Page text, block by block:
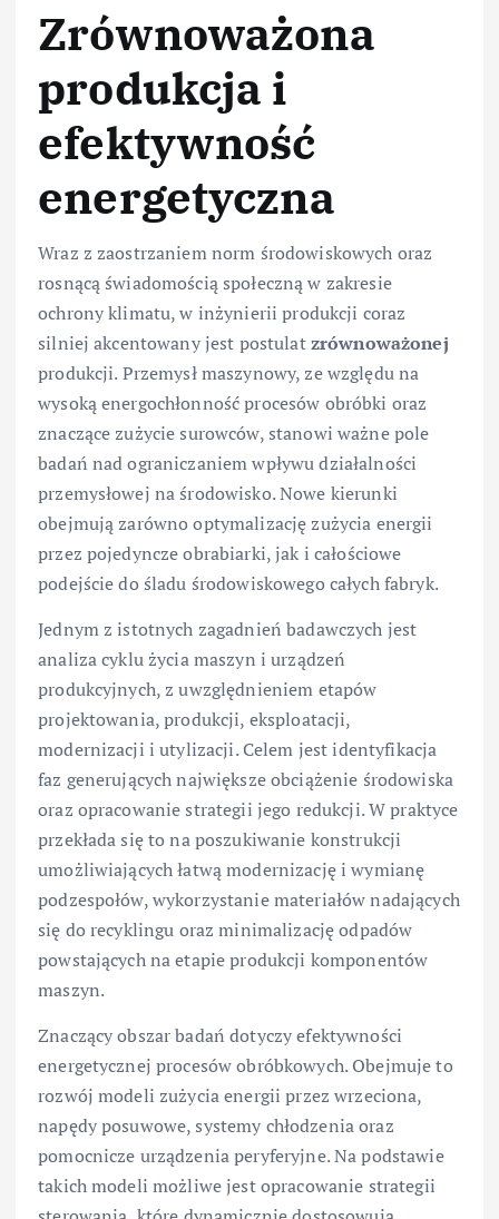
Zrównoważona
produkcja i
efektywność
energetyczna
Wraz z zaostrzaniem norm środowiskowych oraz
rosnącą świadomością społeczną w zakresie
ochrony klimatu, w inżynierii produkcji coraz
silniej akcentowany jest postulatzrównoważonej
produkcji. Przemysł maszynowy, ze względu na
wysoką energochłonność procesów obróbki oraz
znaczące zużycie surowców, stanowi ważne pole
badań nad ograniczaniem wpływu działalności
przemysłowej na środowisko. Nowe kierunki
obejmują zarówno optymalizację zużycia energii
przez pojedyncze obrabiarki, jak i całościowe
podejście do śladu środowiskowego całych fabryk.
Jednym z istotnych zagadnień badawczych jest
analiza cyklu życia maszyn i urządzeń
produkcyjnych, z uwzględnieniem etapów
projektowania, produkcji, eksploatacji,
modernizacji i utylizacji. Celem jest identyfikacja
faz generujących największe obciążenie środowiska
oraz opracowanie strategii jego redukcji. W praktyce
przekłada się to na poszukiwanie konstrukcji
umożliwiających łatwą modernizację i wymianę
podzespołów, wykorzystanie materiałów nadających
się do recyklingu oraz minimalizację odpadów
powstających na etapie produkcji komponentów
maszyn.
Znaczący obszar badań dotyczy efektywności
energetycznej procesów obróbkowych. Obejmuje to
rozwój modeli zużycia energii przez wrzeciona,
napędy posuwowe, systemy chłodzenia oraz
pomocnicze urządzenia peryferyjne. Na podstawie
takich modeli możliwe jest opracowanie strategii